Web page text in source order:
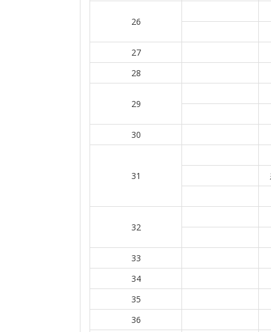
26
27
28
29
30
31
32
33
34
35
36